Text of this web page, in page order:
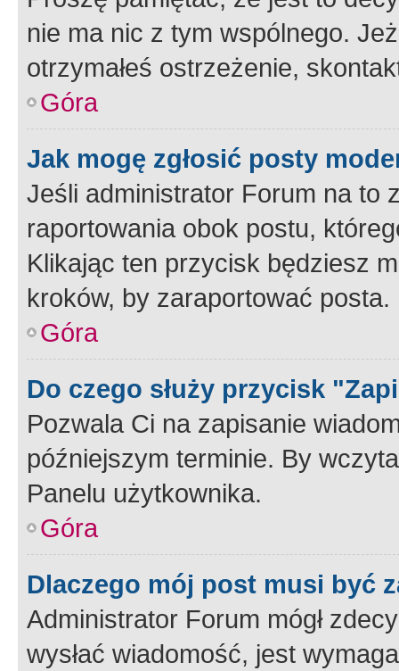
nie ma nic z tym wspólnego.
otrzymałeś ostrzeżenie,
Góra
Jak mogę zgłosić posty
Jeśli administrator Forum na to
raportowania obok postu,
Klikając ten przycisk będziesz
kroków, by zaraportować posta.
Góra
Do czego służy przycisk
Pozwala Ci na zapisanie
późniejszym terminie. By
Panelu użytkownika.
Góra
Dlaczego mój post musi być
Administrator Forum mógł
wysłać wiadomość, jest